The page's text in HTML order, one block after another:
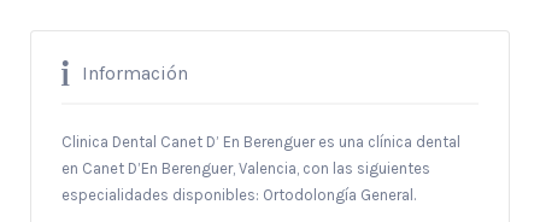
Información
Clinica Dental Canet D’ En Berenguer es una clínica dental
en Canet D’En Berenguer, Valencia, con las siguientes
especialidades disponibles: Ortodolongía General.